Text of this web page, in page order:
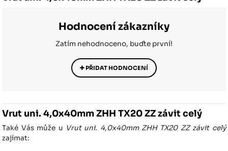
Hodnocení zákazníky
Zatím nehodnoceno, buďte první!
PŘIDAT HODNOCENÍ
Vrut uni. 4,0x40mm ZHH TX20 ZZ závit celý
Také Vás může u Vrut uni. 4,0x40mm ZHH TX20 ZZ závit celý
zajímat: